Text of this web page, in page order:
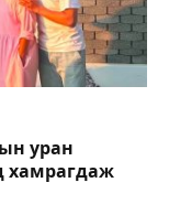
уран
хамрагдаж